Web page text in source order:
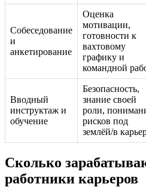
Собеседование
и
анкетирование
Оценка
мотивации,
готовности к
вахтовому
графику и
командной
Вводный
инструктаж и
обучение
Безопасность,
знание своей
роли,
рисков под
землёй/в
Сколько
работники карьеров